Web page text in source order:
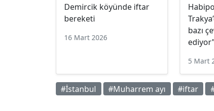
Demircik köyünde iftar
bereketi
16 Mart 2026
bazı
5 Mart
#İstanbul #Muharrem ayı #iftar